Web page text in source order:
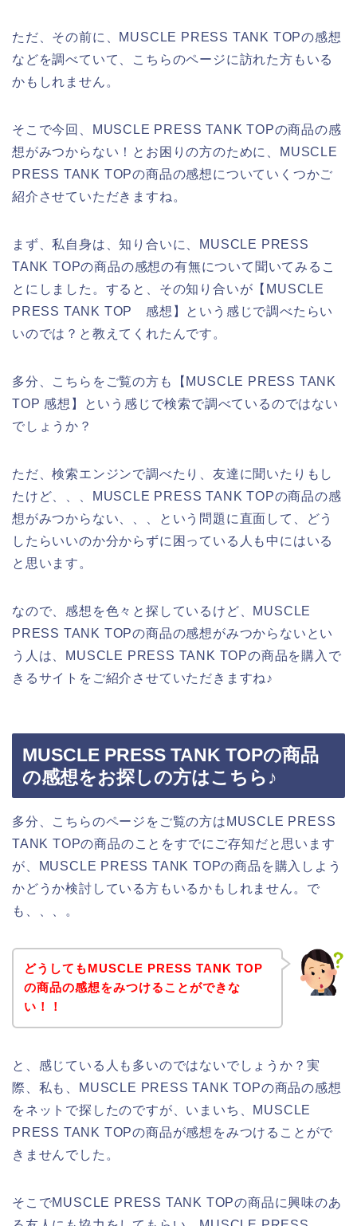
ただ、その前に、MUSCLE PRESS TANK TOPの感想
などを調べていて、こちらのページに訪れた方もいる
かもしれません。
そこで今回、MUSCLE PRESS TANK TOPの商品の感
想がみつからない！とお困りの方のために、MUSCLE
PRESS TANK TOPの商品の感想についていくつかご
紹介させていただきますね。
まず、私自身は、知り合いに、MUSCLE PRESS
TANK TOPの商品の感想の有無について聞いてみるこ
とにしました。すると、その知り合いが【MUSCLE
PRESS TANK TOP 感想】という感じで調べたらい
いのでは？と教えてくれたんです。
多分、こちらをご覧の方も【MUSCLE PRESS TANK
TOP 感想】という感じで検索で調べているのではない
でしょうか？
ただ、検索エンジンで調べたり、友達に聞いたりもし
たけど、、、MUSCLE PRESS TANK TOPの商品の感
想がみつからない、、、という問題に直面して、どう
したらいいのか分からずに困っている人も中にはいる
と思います。
なので、感想を色々と探しているけど、MUSCLE
PRESS TANK TOPの商品の感想がみつからないとい
う人は、MUSCLE PRESS TANK TOPの商品を購入で
きるサイトをご紹介させていただきますね♪
MUSCLE PRESS TANK TOPの商品
の感想をお探しの方はこちら♪
多分、こちらのページをご覧の方はMUSCLE PRESS
TANK TOPの商品のことをすでにご存知だと思います
が、MUSCLE PRESS TANK TOPの商品を購入しよう
かどうか検討している方もいるかもしれません。で
も、、、。
どうしてもMUSCLE PRESS TANK TOP
の商品の感想をみつけることができな
い！！
と、感じている人も多いのではないでしょうか？実
際、私も、MUSCLE PRESS TANK TOPの商品の感想
をネットで探したのですが、いまいち、MUSCLE
PRESS TANK TOPの商品が感想をみつけることがで
きませんでした。
そこでMUSCLE PRESS TANK TOPの商品に興味のあ